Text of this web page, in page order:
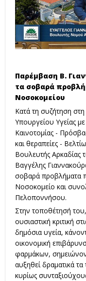
Παρέμβαση Β.
τα σοβαρά
Νοσοκομείου
Κατά τη συζήτηση
Υπουργείου Υγείας
Καινοτομίας -
και θεραπείες -
Βουλευτής Αρκαδίας
Βαγγέλης
σοβαρά προβλήματα
Νοσοκομείο και
Πελοποννήσου.
Στην τοποθέτησή
ουσιαστική κριτική
δημόσια υγεία,
οικονομική
φαρμάκων,
αυξηθεί δραματικά
κυρίως